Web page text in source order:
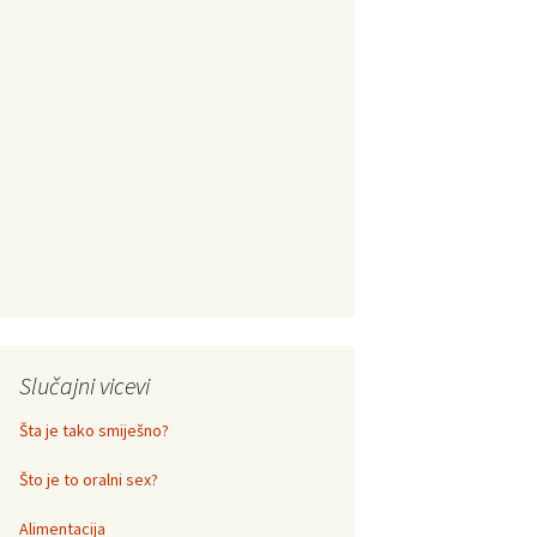
Slučajni vicevi
Šta je tako smiješno?
Što je to oralni sex?
Alimentacija